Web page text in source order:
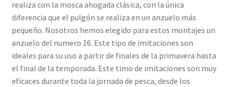
realiza con la mosca ahogada clásica, con la única
diferencia que el pulgón se realiza en un anzuelo más
pequeño. Nosotros hemos elegido para estos montajes un
anzuelo del numero 16. Este tipo de imitaciones son
ideales para su uso a partir de finales de la primavera hasta
el final de la temporada. Este timo de imitaciones son muy
eficaces durante toda la jornada de pesca, desde los